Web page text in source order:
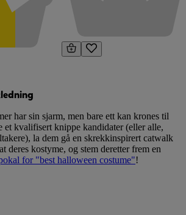
har sin sjarm, men bare ett kan krones til
et kvalifisert knippe kandidater (eller alle,
la dem gå en skrekkinspirert catwalk
deres kostyme, og stem deretter frem en
for "best halloween costume"!